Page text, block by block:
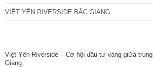
VIỆT YÊN RIVERSIDE BẮC GIANG
Việt Yên Riverside – Cơ hội đầu tư vàng giữa
Giang